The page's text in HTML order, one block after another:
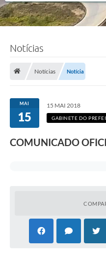
Notícias
Notícias Notícia
MAI
15
15 MAI 2018
GABINETE DO
COMUNICADO